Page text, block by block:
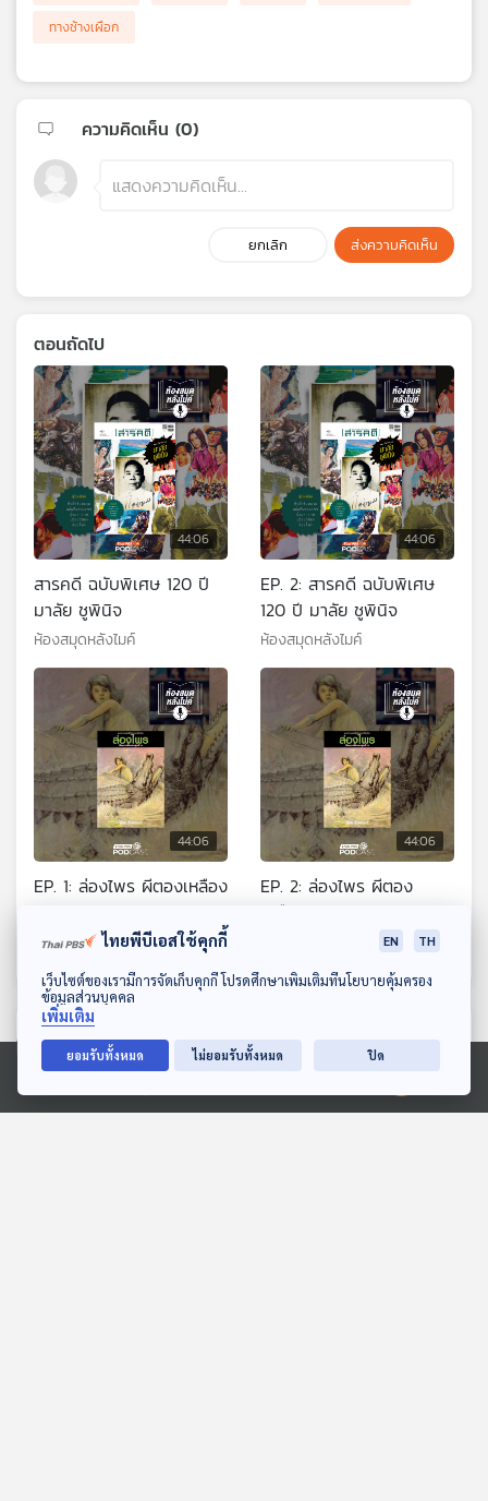
ดาวน์โหลด Thai PBS Podcast Application
Ⓒ 2020 องค์การกระจายเสียงและแพร่ภาพสาธารณะแห่งประเทศไทย
ทางช้างเผือก
ความคิดเห็น (0)
ยกเลิก ส่งความคิดเห็น
ตอนถัดไป
44:06
สารคดี ฉบับพิเศษ 120 ปี
มาลัย ชูพินิจ
ห้องสมุดหลังไมค์
44:06
EP. 2: สารคดี ฉบับพิเศษ
120 ปี มาลัย ชูพินิจ
ห้องสมุดหลังไมค์
44:06
EP. 1: ล่องไพร ผีตองเหลือง
ห้องสมุดหลังไมค์
44:06
EP. 2: ล่องไพร ผีตอง
เหลืองคนสุดท้าย
ตอนที่เกี่ยวข้อง
ไทยพีบีเอสใช้คุกกี้ EN TH
เว็บไซต์ของเรามีการจัดเก็บคุกกี้ โปรดศึกษาเพิ่มเติมที่นโยบายคุ้มครอง
ข้อมูลส่วนบุคคล
เพิ่มเติม
ยอมรับทั้งหมด ไม่ยอมรับทั้งหมด ปิด